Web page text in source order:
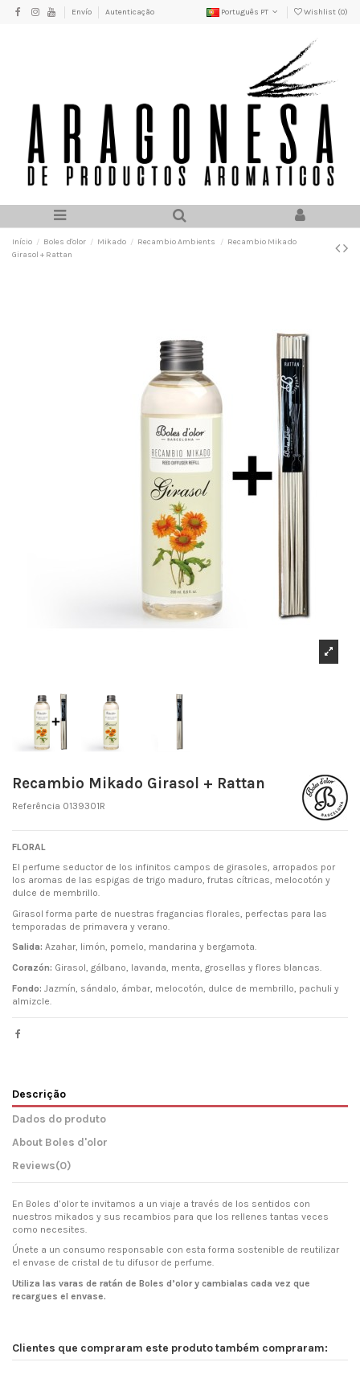
Envío Autenticação Português PT Wishlist (0)
Início Boles d'olor Mikado Recambio Ambients
Recambio Mikado
Girasol + Rattan
Recambio Mikado Girasol + Rattan
Referência 0139301R
FLORAL
El perfume seductor de los infinitos campos de girasoles, arropados por
los aromas de las espigas de trigo maduro, frutas cítricas, melocotón y
dulce de membrillo.
Girasol forma parte de nuestras fragancias florales, perfectas para las
temporadas de primavera y verano.
Salida: Azahar, limón, pomelo, mandarina y bergamota.
Corazón: Girasol, gálbano, lavanda, menta, grosellas y flores blancas.
Fondo: Jazmín, sándalo, ámbar, melocotón, dulce de membrillo, pachuli y
almizcle.
Descrição
Dados do produto
About Boles d'olor
Reviews(0)
En Boles d’olor te invitamos a un viaje a través de los sentidos con
nuestros mikados y sus recambios para que los rellenes tantas veces
como necesites.
Únete a un consumo responsable con esta forma sostenible de reutilizar
el envase de cristal de tu difusor de perfume.
Utiliza las varas de ratán de Boles d’olor y cambialas cada vez que
recargues el envase.
Clientes que compraram este produto também compraram: